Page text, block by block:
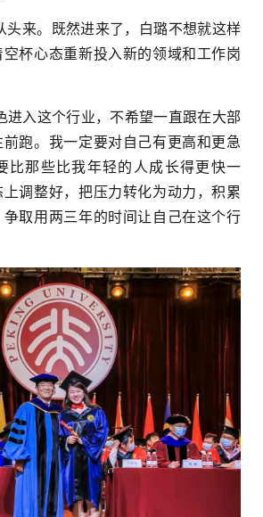
头来。既然进来了，白璐不想就这样
杯心态重新投入新的领域和工作岗
进入这个行业，不希望一直跟在大部
跑。我一定要对自己有更高和更急
比那些比我年轻的人成长得更快一
调整好，把压力转化为动力，积累
取用两三年的时间让自己在这个行